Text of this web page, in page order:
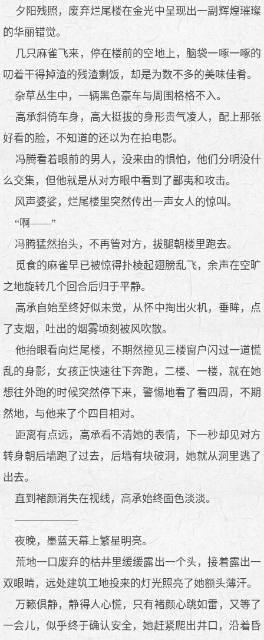
夕阳残照，废弃烂尾楼在金光中呈现出一副辉煌璀璨
的华丽错觉。
几只麻雀飞来，停在楼前的空地上，脑袋一啄一啄的
叨着干得掉渣的残渣剩饭，却是为数不多的美味佳肴。
杂草丛生中，一辆黑色豪车与周围格格不入。
高承斜倚车身，高大挺拔的身形贵气凌人，配上那张
好看的脸，不知道的还以为在拍电影。
冯腾看着眼前的男人，没来由的惧怕，他们分明没什
么交集，但他就是从对方眼中看到了鄙夷和攻击。
风声婆娑，烂尾楼里突然传出一声女人的惊叫。
“啊——”
冯腾猛然抬头，不再管对方，拔腿朝楼里跑去。
觅食的麻雀早已被惊得扑棱起翅膀乱飞，余声在空旷
之地旋转几个回合后归于平静。
高承自始至终好似未觉，从怀中掏出火机，垂眸，点
了支烟，吐出的烟雾顷刻被风吹散。
他抬眼看向烂尾楼，不期然撞见三楼窗户闪过一道慌
乱的身影，女孩正快速往下奔跑，二楼、一楼，就在她
想往外跑的时候突然停下来，警惕地看了看四周，不期
然地，与他来了个四目相对。
距离有点远，高承看不清她的表情，下一秒却见对方
转身朝后墙跑了过去，后墙有块破洞，她就从洞里逃了
出去。
直到褚颜消失在视线，高承始终面色淡淡。
——————
夜晚，墨蓝天幕上繁星明亮。
荒地一口废弃的枯井里缓缓露出一个头，接着露出一
双眼睛，远处建筑工地投来的灯光照亮了她额头薄汗。
万籁俱静，静得人心慌，只有褚颜心跳如雷，又等了
一会儿，似乎终于确认安全，她赶紧爬出井口，沿着昏